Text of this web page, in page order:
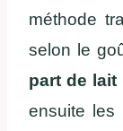
méthode
selon le
part de lait
ensuite les